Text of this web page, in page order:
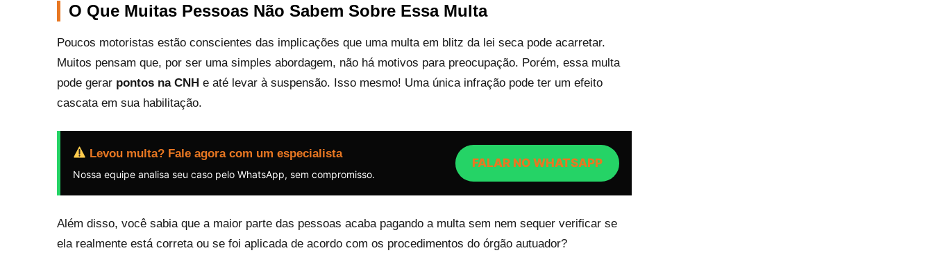
O Que Muitas Pessoas Não Sabem Sobre Essa Multa
Poucos motoristas estão conscientes das implicações que uma multa em blitz da lei seca pode acarretar.
Muitos pensam que, por ser uma simples abordagem, não há motivos para preocupação. Porém, essa multa
pode gerar pontos na CNH e até levar à suspensão. Isso mesmo! Uma única infração pode ter um efeito
cascata em sua habilitação.
Levou multa? Fale agora com um especialista
Nossa equipe analisa seu caso pelo WhatsApp, sem compromisso.
FALAR NO WHATSAPP
Além disso, você sabia que a maior parte das pessoas acaba pagando a multa sem nem sequer verificar se
ela realmente está correta ou se foi aplicada de acordo com os procedimentos do órgão autuador?